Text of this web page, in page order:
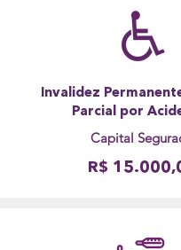
Invalidez
Parcial por
Capital
R$